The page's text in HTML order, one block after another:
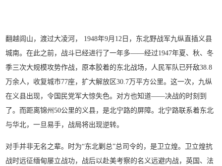
翻越闾山，渡过大凌河， 1948年9月12日，东北野战军九纵直插义县
城南。在此之前，战斗已经进行了一年多——经过1947年夏、秋、冬
季三次大规模攻势作战，原本胶着的东北战场，人民军队已歼敌38.8
万余人，收复城市77座，扩大解放区30.7万平方公里。这一次，九纵
在义县出现，令国民党军大惊失色。对方也知道——决战的时刻到
了。而距离锦州50公里的义县，是北宁路的屏障。北宁路联系着东北
与华北，一旦易手，战局将出现逆转。
对手并非无名之辈。时为“东北剿总”总司令的，是卫立煌。卫立煌抗
战时远征缅甸屡立战功，战后以赴美考察的名义远避内战，英国、法